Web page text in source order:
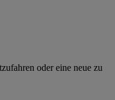
oder eine neue zu